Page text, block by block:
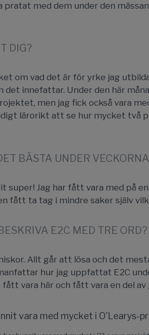
pratat med dem under den
DIG?
om vad det är för yrke jag
innefattar. Under den här
men jag fick också vara
lärorikt att se hur mycket två
BÄSTA UNDER
super! Jag har fått vara med på
fått ta tag i mindre saker själv
E2C MED TRE ORD?
Allt går att lösa och det
hur jag uppfattat E2C
vara här och fått vara en del